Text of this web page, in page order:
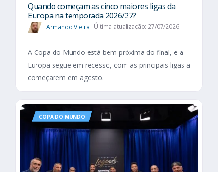
Quando começam as cinco maiores ligas da
Europa na temporada 2026/27?
Armando Vieira Última atualização: 27/07/2026
A Copa do Mundo está bem próxima do final, e a
Europa segue em recesso, com as principais ligas a
começarem em agosto.
COPA DO MUNDO